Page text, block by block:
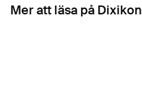
Mer att läsa på Dixikon